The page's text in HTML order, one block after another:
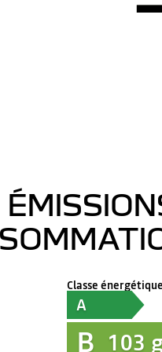
Classe énergétique
A
B 103